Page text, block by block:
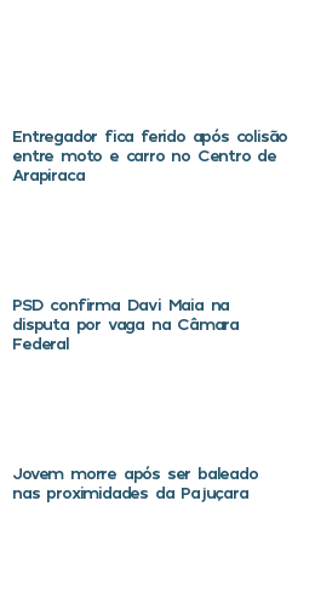
Entregador fica ferido após colisão
entre moto e carro no Centro de
Arapiraca
PSD confirma Davi Maia na
disputa por vaga na Câmara
Federal
Jovem morre após ser baleado
nas proximidades da Pajuçara